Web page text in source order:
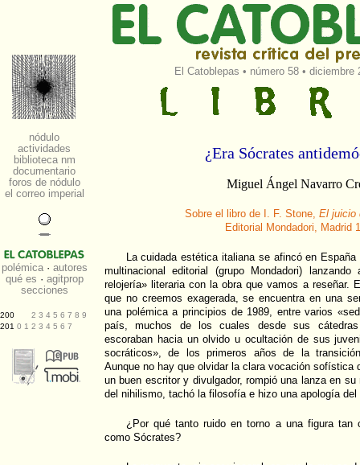
El Catoblepas • número 58• diciembre
¿Era Sócrates
Miguel Ángel Navarro
Sobre el libro de I. F. Stone, El juicio
Editorial Mondadori, Madrid
La cuidada estética italiana se afincó en
multinacional editorial (grupo Mondadori)
relojería» literaria con la obra que vamos a reseñar.
que no creemos exagerada, se encuentra en una
una polémica a principios de 1989, entre varios
país, muchos de los cuales desde sus
escoraban hacia un olvido u ocultación de sus
socráticos», de los primeros años de la
Aunque no hay que olvidar la clara vocación sofística
un buen escritor y divulgador, rompió una lanza en
del nihilismo, tachó la filosofía e hizo una apología
¿Por qué tanto ruido en torno a una figura tan
como Sócrates?